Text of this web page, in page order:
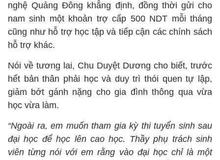
nghệ Quảng Đông khẳng định, đồng thời gửi cho
nam sinh một khoản trợ cấp 500 NDT mỗi tháng
cũng như hỗ trợ học tập và tiếp cận các chính sách
hỗ trợ khác.
Nói về tương lai, Chu Duyệt Dương cho biết, trước
hết bản thân phải học và duy trì thói quen tự lập,
giảm bớt gánh nặng cho gia đình thông qua vừa
học vừa làm.
“Ngoài ra, em muốn tham gia kỳ thi tuyển sinh sau
đại học để học lên cao học. Thầy phụ trách sinh
viên từng nói với em rằng vào đại học chỉ là một